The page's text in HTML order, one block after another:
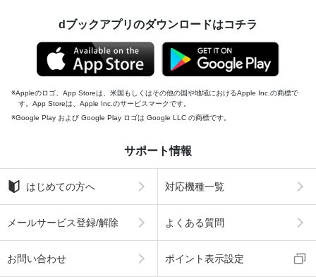
dブックアプリのダウンロードはコチラ
Appleのロゴ、App Storeは、米国もしくはその他の国や地域におけるApple Inc.の商標で
す。App Storeは、Apple Inc.のサービスマークです。
Google Play および Google Play ロゴは Google LLC の商標です。
サポート情報
はじめての方へ 対応機種一覧
メールサービス登録/解除 よくある質問
お問い合わせ ポイント表示設定